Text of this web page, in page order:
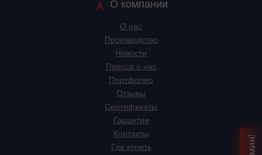
О компании
О нас
Производство
Новости
Пресса о нас
Портфолио
Отзывы
Сертификаты
Гарантия
Контакты
Где купить